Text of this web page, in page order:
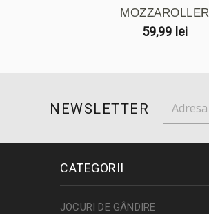
MOZZAROLLER
59,99 lei
NEWSLETTER
CATEGORII
JOCURI DE GÂNDIRE